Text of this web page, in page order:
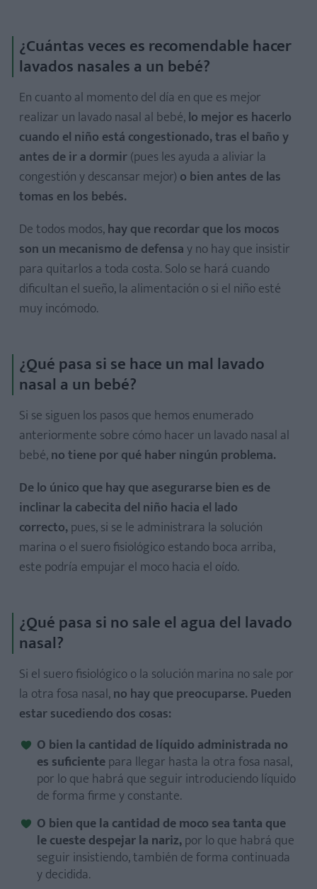
¿Cuántas veces es recomendable hacer
lavados nasales a un bebé?
En cuanto al momento del día en que es mejor
realizar un lavado nasal al bebé,lo mejor es hacerlo
cuando el niño está congestionado, tras el baño y
antes de ir a dormir(pues les ayuda a aliviar la
congestión y descansar mejor) o bien antes de las
tomas en los bebés.
De todos modos,hay que recordar que los mocos
son un mecanismo de defensay no hay que insistir
para quitarlos a toda costa. Solo se hará cuando
dificultan el sueño, la alimentación o si el niño esté
muy incómodo.
¿Qué pasa si se hace un mal lavado
nasal a un bebé?
Si se siguen los pasos que hemos enumerado
anteriormente sobre cómo hacer un lavado nasal al
bebé,no tiene por qué haber ningún problema.
De lo único que hay que asegurarse bien es de
inclinar la cabecita del niño hacia el lado
correcto,pues, si se le administrara la solución
marina o el suero fisiológico estando boca arriba,
este podría empujar el moco hacia el oído.
¿Qué pasa si no sale el agua del lavado
nasal?
Si el suero fisiológico o la solución marina no sale por
la otra fosa nasal,no hay que preocuparse. Pueden
estar sucediendo dos cosas:
O bien la cantidad de líquido administrada no
es suficientepara llegar hasta la otra fosa nasal,
por lo que habrá que seguir introduciendo líquido
de forma firme y constante.
O bien que la cantidad de moco sea tanta que
le cueste despejar la nariz,por lo que habrá que
seguir insistiendo, también de forma continuada
y decidida.